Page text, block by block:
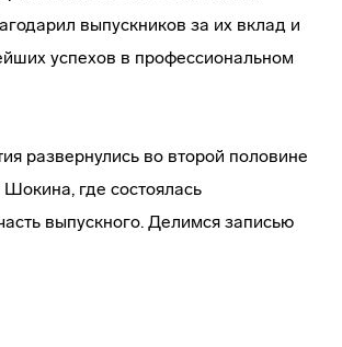
выпускников за их вклад и
успехов в профессиональном
развернулись во второй половине
где состоялась
выпускного. Делимся записью